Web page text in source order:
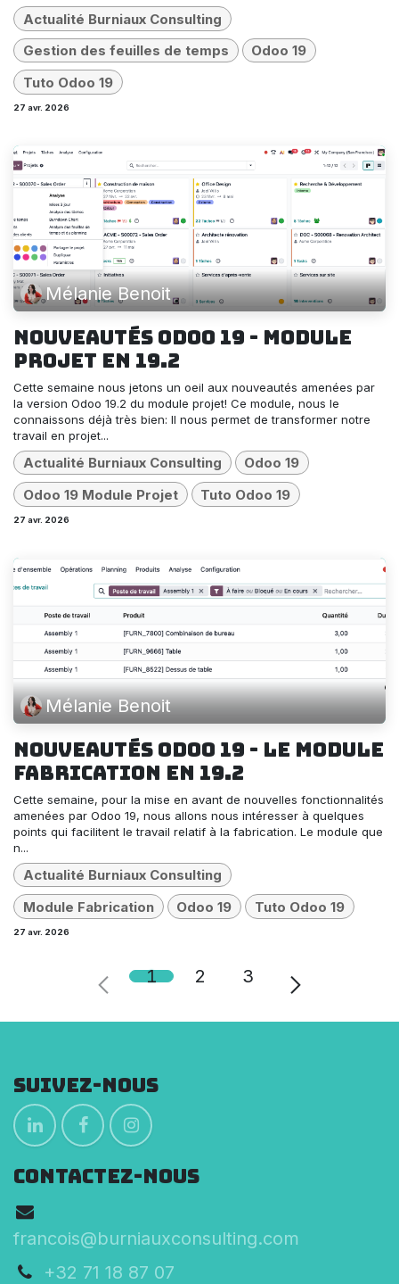
Actualité Burniaux Consulting
Gestion des feuilles de temps
Odoo 19
Tuto Odoo 19
27 avr. 2026
Mélanie Benoit
Nouveautés Odoo 19 - Module
Projet en 19.2
Cette semaine nous jetons un oeil aux nouveautés amenées par
la version Odoo 19.2 du module projet! Ce module, nous le
connaissons déjà très bien: ll nous permet de transformer notre
travail en projet...
Actualité Burniaux Consulting
Odoo 19
Odoo 19 Module Projet
Tuto Odoo 19
27 avr. 2026
Mélanie Benoit
Nouveautés Odoo 19 - Le module
Fabrication en 19.2
Cette semaine, pour la mise en avant de nouvelles fonctionnalités
amenées par Odoo 19, nous allons nous intéresser à quelques
points qui facilitent le travail relatif à la fabrication. Le module que
n...
Actualité Burniaux Consulting
Module Fabrication
Odoo 19 Tuto Odoo 19
27 avr. 2026
1 2 3
Suivez-nous
CONTACTEZ-NOUS
francois@burniauxconsulting.com
+32 71 18 87 07